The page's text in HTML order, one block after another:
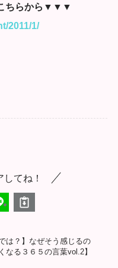
ちらから▼▼▼
2011/1/
てね！
は？】なぜそう感じるの
なる３６５の言葉vol.2】